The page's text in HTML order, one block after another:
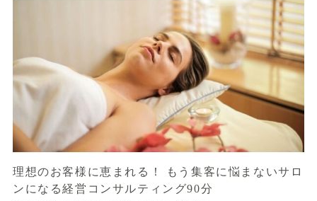
理想のお客様に恵まれる！ もう集客に悩まないサロ
ンになる経営コンサルティング90分